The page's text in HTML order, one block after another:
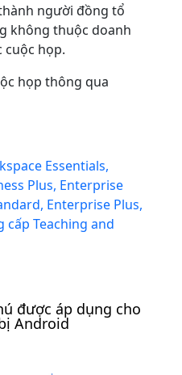
người đồng tổ
không thuộc doanh
cuộc họp.
họp thông qua
Essentials,
Plus, Enterprise
Enterprise Plus,
cấp Teaching and
được áp dụng cho
Android